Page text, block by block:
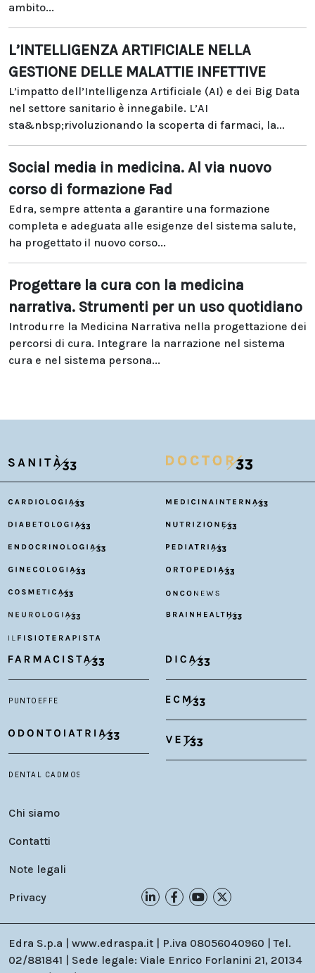
ambito...
L’INTELLIGENZA ARTIFICIALE NELLA
GESTIONE DELLE MALATTIE INFETTIVE
L’impatto dell’Intelligenza Artificiale (AI) e dei Big Data
nel settore sanitario è innegabile. L’AI
sta&nbsp;rivoluzionando la scoperta di farmaci, la...
Social media in medicina. Al via nuovo
corso di formazione Fad
Edra, sempre attenta a garantire una formazione
completa e adeguata alle esigenze del sistema salute,
ha progettato il nuovo corso...
Progettare la cura con la medicina
narrativa. Strumenti per un uso quotidiano
Introdurre la Medicina Narrativa nella progettazione dei
percorsi di cura. Integrare la narrazione nel sistema
cura e nel sistema persona...
Chi siamo
Contatti
Note legali
Privacy
Edra S.p.a | www.edraspa.it | P.iva 08056040960 | Tel.
02/881841 | Sede legale: Viale Enrico Forlanini 21, 20134